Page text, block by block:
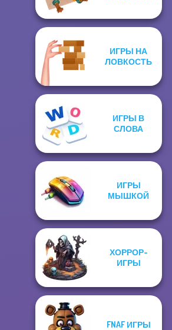
ИГРЫ НА
ЛОВКОСТЬ
ИГРЫ В
СЛОВА
ИГРЫ
МЫШКОЙ
ХОРРОР-
ИГРЫ
FNAF ИГРЫ